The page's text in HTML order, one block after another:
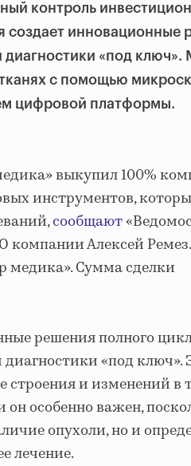
контроль
создает инновационные
«под ключ».
с помощью
цифровой платформы.
выкупил 100%
инструментов,
сообщают
компании Алексей Ремез.
Сумма сделки
решения полного
«под ключ».
строения и изменений в
особенно важен,
опухоли, но и
лечение.